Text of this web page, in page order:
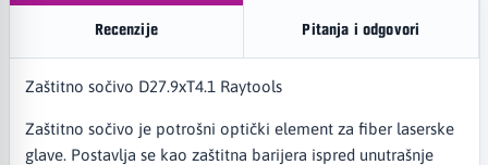
Recenzije Pitanja i odgovori
Zaštitno sočivo D27.9xT4.1 Raytools
Zaštitno sočivo je potrošni optički element za fiber laserske
glave. Postavlja se kao zaštitna barijera ispred unutrašnje